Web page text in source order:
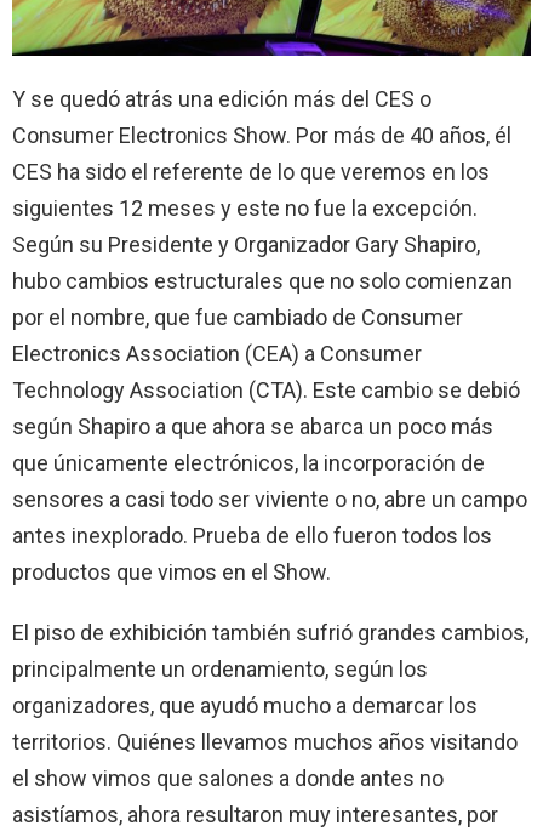
Y se quedó atrás una edición más del CES o
Consumer Electronics Show. Por más de 40 años, él
CES ha sido el referente de lo que veremos en los
siguientes 12 meses y este no fue la excepción.
Según su Presidente y Organizador Gary Shapiro,
hubo cambios estructurales que no solo comienzan
por el nombre, que fue cambiado de Consumer
Electronics Association (CEA) a Consumer
Technology Association (CTA). Este cambio se debió
según Shapiro a que ahora se abarca un poco más
que únicamente electrónicos, la incorporación de
sensores a casi todo ser viviente o no, abre un campo
antes inexplorado. Prueba de ello fueron todos los
productos que vimos en el Show.
El piso de exhibición también sufrió grandes cambios,
principalmente un ordenamiento, según los
organizadores, que ayudó mucho a demarcar los
territorios. Quiénes llevamos muchos años visitando
el show vimos que salones a donde antes no
asistíamos, ahora resultaron muy interesantes, por